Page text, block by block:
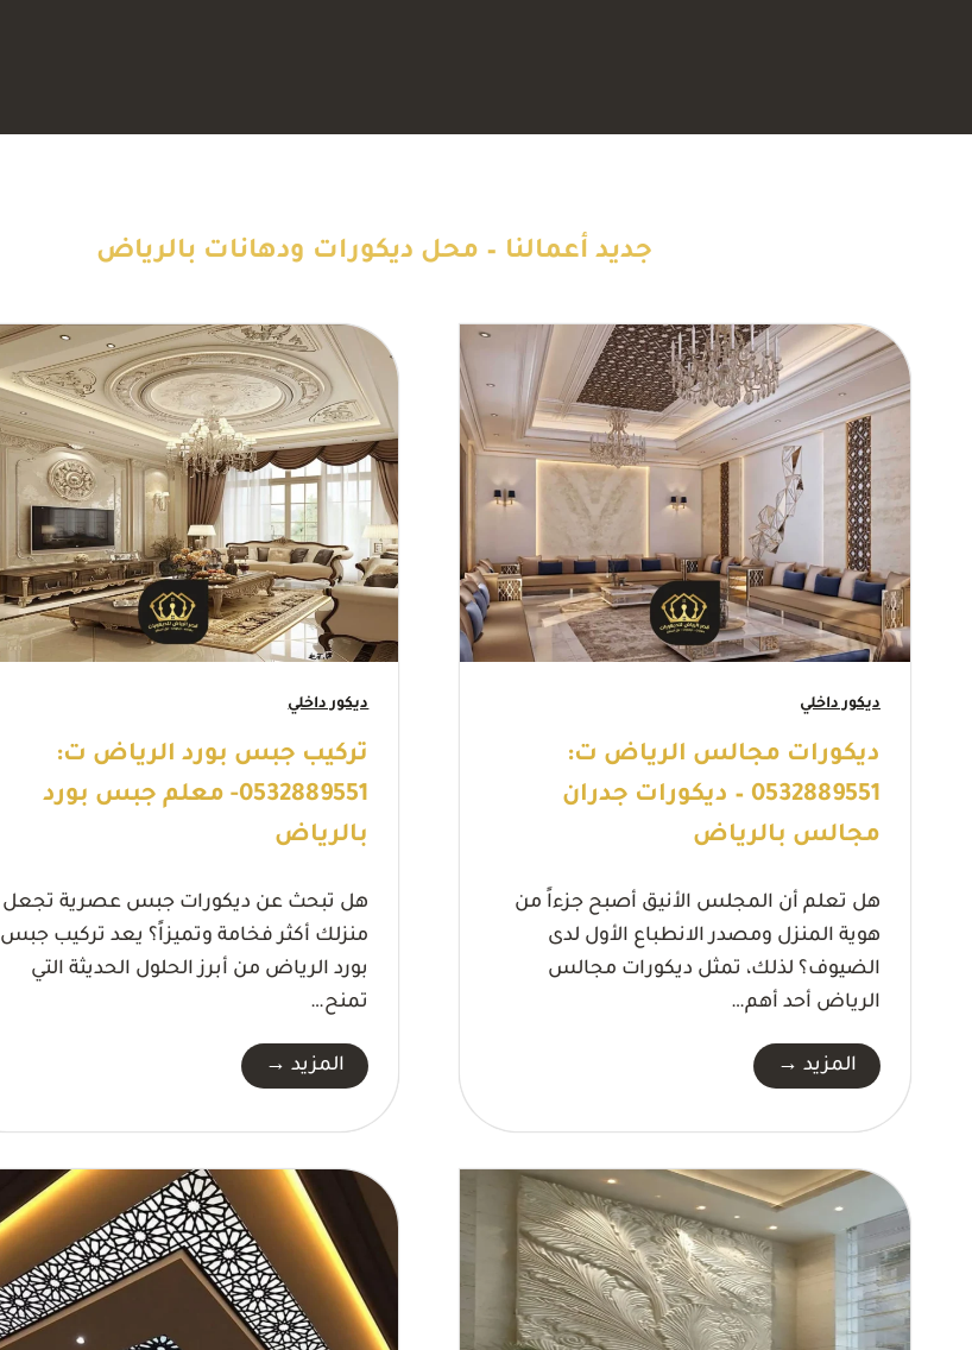
جديد أعمالنا – محل ديكورات ودهانات بالرياض
ديكور داخلي
ديكورات مجالس الرياض ت:
0532889551 – ديكورات جدران
مجالس بالرياض
هل تعلم أن المجلس الأنيق أصبح جزءاً من
هوية المنزل ومصدر الانطباع الأول لدى
الضيوف؟ لذلك، تمثل ديكورات مجالس
الرياض أحد أهم…
المزيد →
ك
و
ر
ا
ت
م
ج
ديكور داخلي
تركيب جبس بورد الرياض ت:
0532889551- معلم جبس بورد
بالرياض
هل تبحث عن ديكورات جبس عصرية تجعل
منزلك أكثر فخامة وتميزاً؟ يعد تركيب جبس
بورد الرياض من أبرز الحلول الحديثة التي
تمنح…
المزيد →
ك
ي
ب
ب
س
ب